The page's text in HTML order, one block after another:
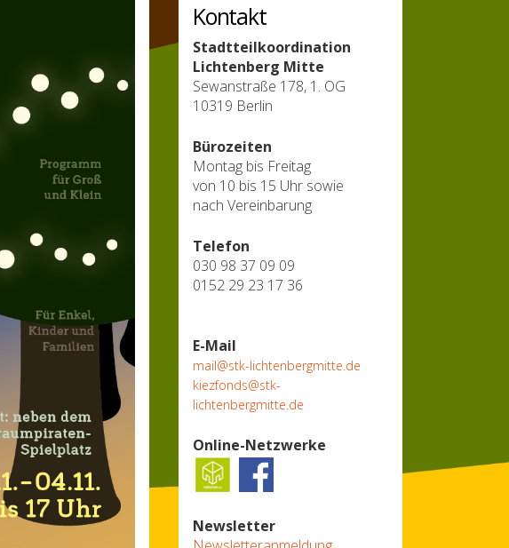
Kontakt
Stadtteilkoordination
Lichtenberg Mitte
Sewanstraße 178, 1. OG
10319 Berlin
Bürozeiten
Montag bis Freitag
von 10 bis 15 Uhr sowie
nach Vereinbarung
Telefon
030 98 37 09 09
0152 29 23 17 36
E-Mail
mail@stk-lichtenbergmitte.de
kiezfonds@stk-
lichtenbergmitte.de
Online-Netzwerke
Newsletter